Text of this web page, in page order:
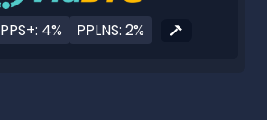
PPS+: 4% PPLNS: 2%